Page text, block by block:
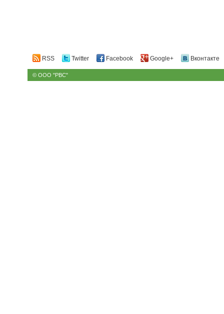
RSS Twitter Facebook Google+ Вконтакте
© ООО "РВС"